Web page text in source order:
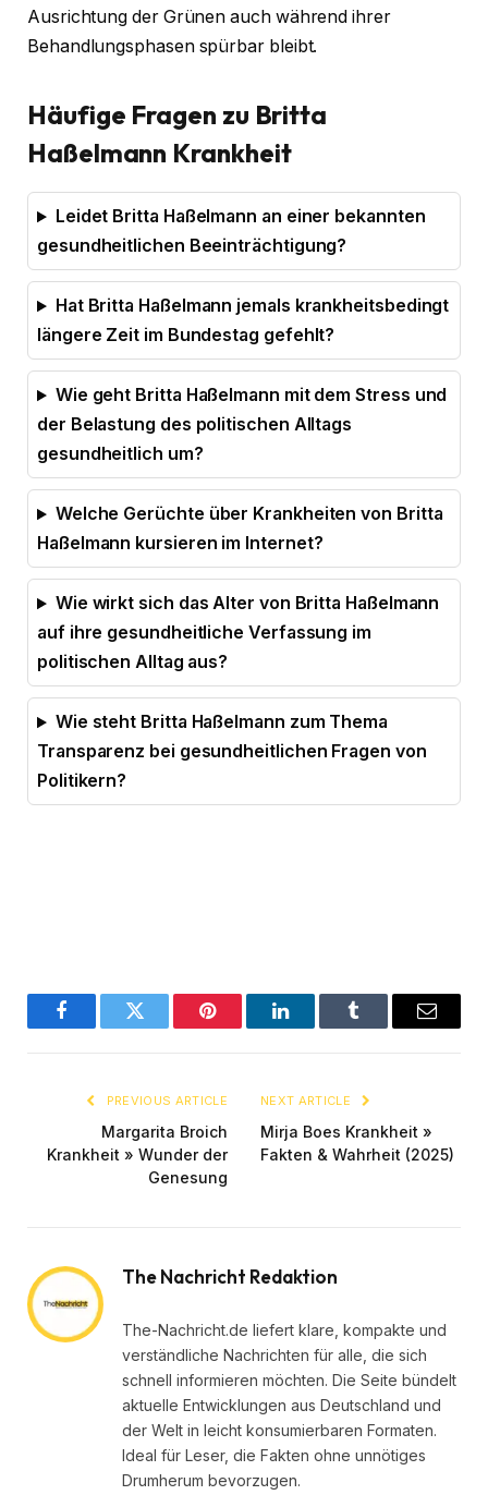
Ausrichtung der Grünen auch während ihrer
Behandlungsphasen spürbar bleibt.
Häufige Fragen zu Britta
Haßelmann Krankheit
Leidet Britta Haßelmann an einer bekannten
gesundheitlichen Beeinträchtigung?
Hat Britta Haßelmann jemals krankheitsbedingt
längere Zeit im Bundestag gefehlt?
Wie geht Britta Haßelmann mit dem Stress und
der Belastung des politischen Alltags
gesundheitlich um?
Welche Gerüchte über Krankheiten von Britta
Haßelmann kursieren im Internet?
Wie wirkt sich das Alter von Britta Haßelmann
auf ihre gesundheitliche Verfassung im
politischen Alltag aus?
Wie steht Britta Haßelmann zum Thema
Transparenz bei gesundheitlichen Fragen von
Politikern?
FacebookTwitter Pinterest LinkedInTumblr Email
PREVIOUS ARTICLE
Margarita Broich
Krankheit » Wunder der
Genesung
NEXT ARTICLE
Mirja Boes Krankheit »
Fakten & Wahrheit (2025)
The Nachricht Redaktion
The-Nachricht.de liefert klare, kompakte und
verständliche Nachrichten für alle, die sich
schnell informieren möchten. Die Seite bündelt
aktuelle Entwicklungen aus Deutschland und
der Welt in leicht konsumierbaren Formaten.
Ideal für Leser, die Fakten ohne unnötiges
Drumherum bevorzugen.